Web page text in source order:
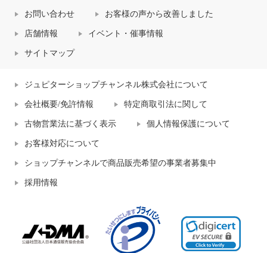
お問い合わせ お客様の声から改善しました
店舗情報 イベント・催事情報
サイトマップ
ジュピターショップチャンネル株式会社について
会社概要/免許情報 特定商取引法に関して
古物営業法に基づく表示 個人情報保護について
お客様対応について
ショップチャンネルで商品販売希望の事業者募集中
採用情報